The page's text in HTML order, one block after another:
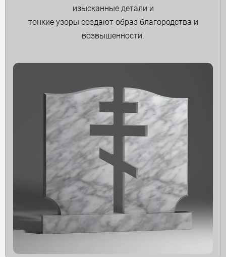
изысканные детали и
тонкие узоры создают образ благородства и
возвышенности.